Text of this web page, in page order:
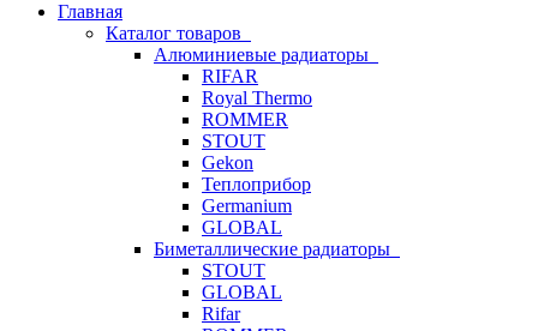
Главная
Каталог товаров
Алюминиевые радиаторы
RIFAR
Royal Thermo
ROMMER
STOUT
Gekon
Теплоприбор
Germanium
GLOBAL
Биметаллические радиаторы
STOUT
GLOBAL
Rifar